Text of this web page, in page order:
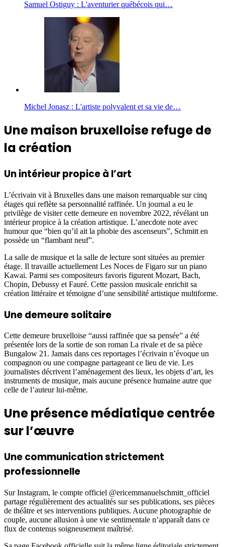
Samuel Ostiguy : L'aventurier québécois qui…
Michel Jonasz : L'artiste polyvalent et sa vie de…
Une maison bruxelloise refuge de
la création
Un intérieur propice à l’art
L’écrivain vit à Bruxelles dans une maison remarquable sur cinq
étages qui reflète sa personnalité raffinée. Un journal a eu le
privilège de visiter cette demeure en novembre 2022, révélant un
intérieur propice à la création artistique. L’anecdote note avec
humour que “bien qu’il ait la phobie des ascenseurs”, Schmitt en
possède un “flambant neuf”.
La salle de musique et la salle de lecture sont situées au premier
étage. Il travaille actuellement Les Noces de Figaro sur un piano
Kawai. Parmi ses compositeurs favoris figurent Mozart, Bach,
Chopin, Debussy et Fauré. Cette passion musicale enrichit sa
création littéraire et témoigne d’une sensibilité artistique multiforme.
Une demeure solitaire
Cette demeure bruxelloise “aussi raffinée que sa pensée” a été
présentée lors de la sortie de son roman La rivale et de sa pièce
Bungalow 21. Jamais dans ces reportages l’écrivain n’évoque un
compagnon ou une compagne partageant ce lieu de vie. Les
journalistes décrivent l’aménagement des lieux, les objets d’art, les
instruments de musique, mais aucune présence humaine autre que
celle de l’auteur lui-même.
Une présence médiatique centrée
sur l’œuvre
Une communication strictement
professionnelle
Sur Instagram, le compte officiel @ericemmanuelschmitt_officiel
partage régulièrement des actualités sur ses publications, ses pièces
de théâtre et ses interventions publiques. Aucune photographie de
couple, aucune allusion à une vie sentimentale n’apparaît dans ce
flux de contenus soigneusement maîtrisé.